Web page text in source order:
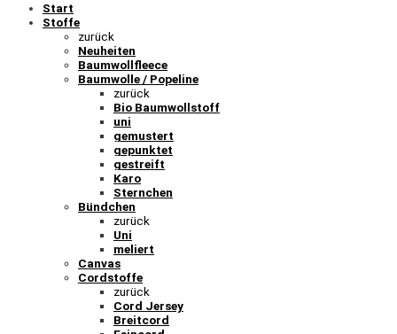
Start
Stoffe
zurück
Neuheiten
Baumwollfleece
Baumwolle / Popeline
zurück
Bio Baumwollstoff
uni
gemustert
gepunktet
gestreift
Karo
Sternchen
Bündchen
zurück
Uni
meliert
Canvas
Cordstoffe
zurück
Cord Jersey
Breitcord